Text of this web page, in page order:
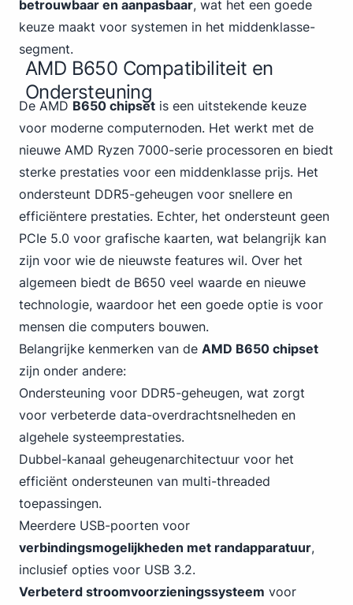
betrouwbaar en aanpasbaar, wat het een goede
keuze maakt voor systemen in het middenklasse-
segment.
AMD B650 Compatibiliteit en
Ondersteuning
De AMD B650 chipset is een uitstekende keuze
voor moderne computernoden. Het werkt met de
nieuwe AMD Ryzen 7000-serie processoren en biedt
sterke prestaties voor een middenklasse prijs. Het
ondersteunt DDR5-geheugen voor snellere en
efficiëntere prestaties. Echter, het ondersteunt geen
PCIe 5.0 voor grafische kaarten, wat belangrijk kan
zijn voor wie de nieuwste features wil. Over het
algemeen biedt de B650 veel waarde en nieuwe
technologie, waardoor het een goede optie is voor
mensen die computers bouwen.
Belangrijke kenmerken van de AMD B650 chipset
zijn onder andere:
Ondersteuning voor DDR5-geheugen, wat zorgt
voor verbeterde data-overdrachtsnelheden en
algehele systeemprestaties.
Dubbel-kanaal geheugenarchitectuur voor het
efficiënt ondersteunen van multi-threaded
toepassingen.
Meerdere USB-poorten voor
verbindingsmogelijkheden met randapparatuur,
inclusief opties voor USB 3.2.
Verbeterd stroomvoorzieningssysteem voor